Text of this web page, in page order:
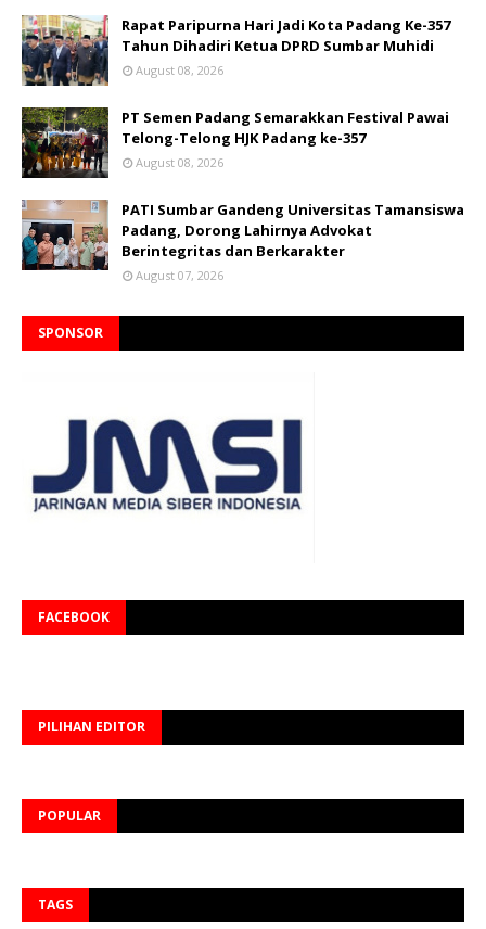
Rapat Paripurna Hari Jadi Kota Padang Ke-357
Tahun Dihadiri Ketua DPRD Sumbar Muhidi
August 08, 2026
PT Semen Padang Semarakkan Festival Pawai
Telong-Telong HJK Padang ke-357
August 08, 2026
PATI Sumbar Gandeng Universitas Tamansiswa
Padang, Dorong Lahirnya Advokat
Berintegritas dan Berkarakter
August 07, 2026
SPONSOR
FACEBOOK
PILIHAN EDITOR
POPULAR
TAGS